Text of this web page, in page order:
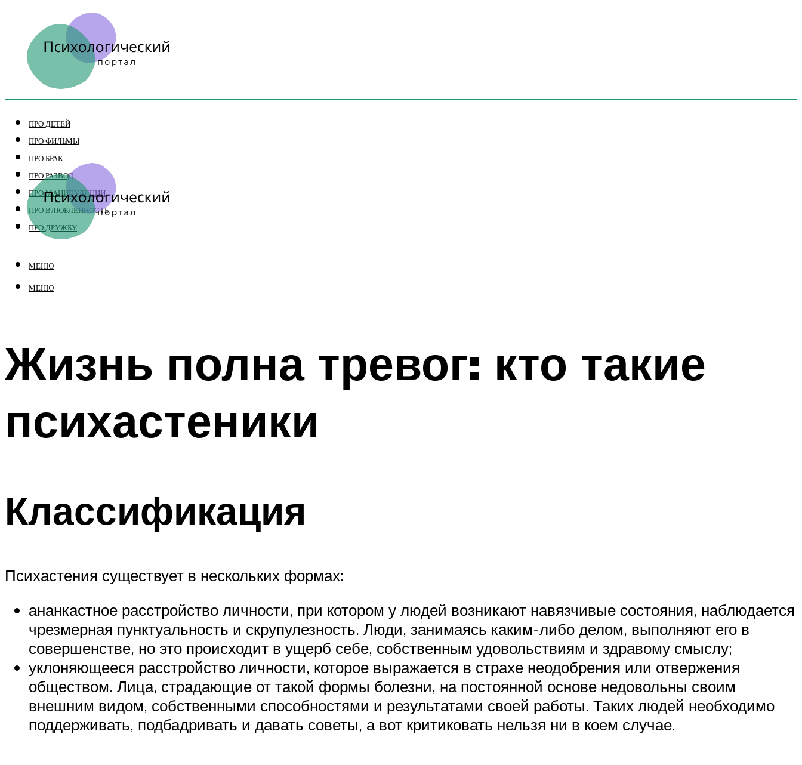
ПРО ДЕТЕЙ
ПРО ФИЛЬМЫ
ПРО БРАК
ПРО РАЗВОД
ПРО МАНИПУЛЯЦИИ
ПРО ВЛЮБЛЕННОСТЬ
ПРО ДРУЖБУ
МЕНЮ
МЕНЮ
Жизнь полна тревог: кто такие
психастеники
Классификация
Психастения существует в нескольких формах:
ананкастное расстройство личности, при котором у людей возникают навязчивые состояния, наблюдается
чрезмерная пунктуальность и скрупулезность. Люди, занимаясь каким-либо делом, выполняют его в
совершенстве, но это происходит в ущерб себе, собственным удовольствиям и здравому смыслу;
уклоняющееся расстройство личности, которое выражается в страхе неодобрения или отвержения
обществом. Лица, страдающие от такой формы болезни, на постоянной основе недовольны своим
внешним видом, собственными способностями и результатами своей работы. Таких людей необходимо
поддерживать, подбадривать и давать советы, а вот критиковать нельзя ни в коем случае.